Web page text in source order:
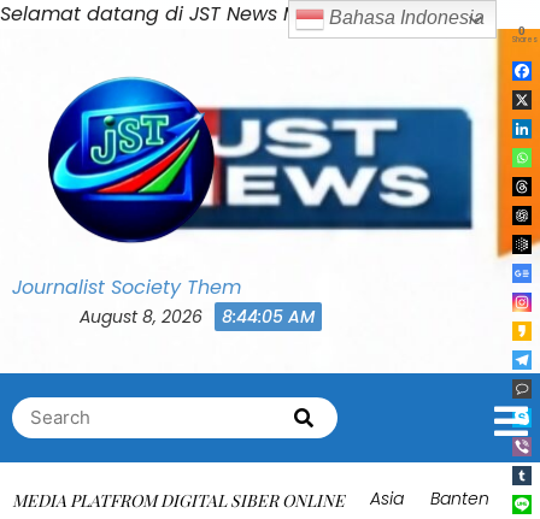
Selamat datang di JST News MediaSkip
to
Journalist Society Them
August 8, 2026 8:44:08 AM
Search
for:
Search
MEDIA PLATFROM DIGITAL SIBER ONLINE Asia
Banten
0
Shares
Bahasa Indonesia